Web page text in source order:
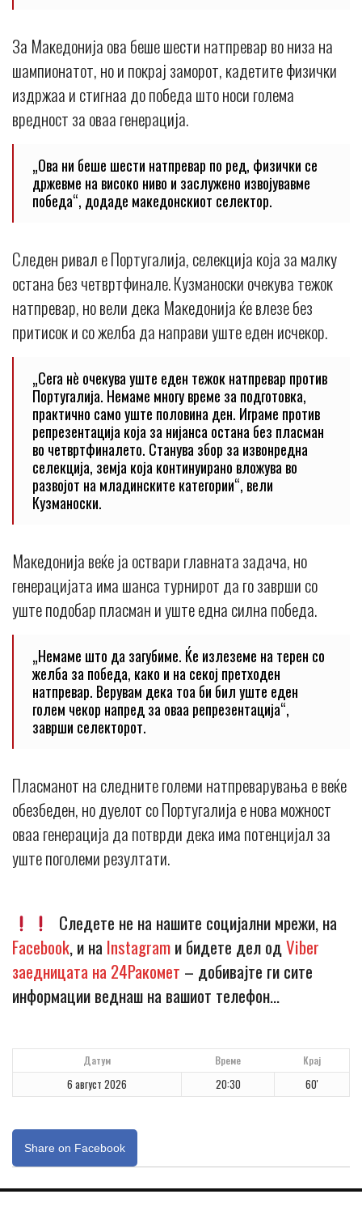
За Македонија ова беше шести натпревар во низа на
шампионатот, но и покрај заморот, кадетите физички
издржаа и стигнаа до победа што носи голема
вредност за оваа генерација.
„Ова ни беше шести натпревар по ред, физички се
држевме на високо ниво и заслужено извојувавме
победа“, додаде македонскиот селектор.
Следен ривал е Португалија, селекција која за малку
остана без четвртфинале. Кузманоски очекува тежок
натпревар, но вели дека Македонија ќе влезе без
притисок и со желба да направи уште еден исчекор.
„Сега нè очекува уште еден тежок натпревар против
Португалија. Немаме многу време за подготовка,
практично само уште половина ден. Играме против
репрезентација која за нијанса остана без пласман
во четвртфиналето. Станува збор за извонредна
селекција, земја која континуирано вложува во
развојот на младинските категории“, вели
Кузманоски.
Македонија веќе ја оствари главната задача, но
генерацијата има шанса турнирот да го заврши со
уште подобар пласман и уште една силна победа.
„Немаме што да загубиме. Ќе излеземе на терен со
желба за победа, како и на секој претходен
натпревар. Верувам дека тоа би бил уште еден
голем чекор напред за оваа репрезентација“,
заврши селекторот.
Пласманот на следните големи натпреварувања е веќе
обезбеден, но дуелот со Португалија е нова можност
оваа генерација да потврди дека има потенцијал за
уште поголеми резултати.
Следете не на нашите социјални мрежи, на
Facebook, и на Instagramи бидете дел одViber
заедницата на 24Ракомет – добивајте ги сите
информации веднаш на вашиот телефон…
Датум Време Крај
6 август 2026 20:30 60'
Share on Facebook